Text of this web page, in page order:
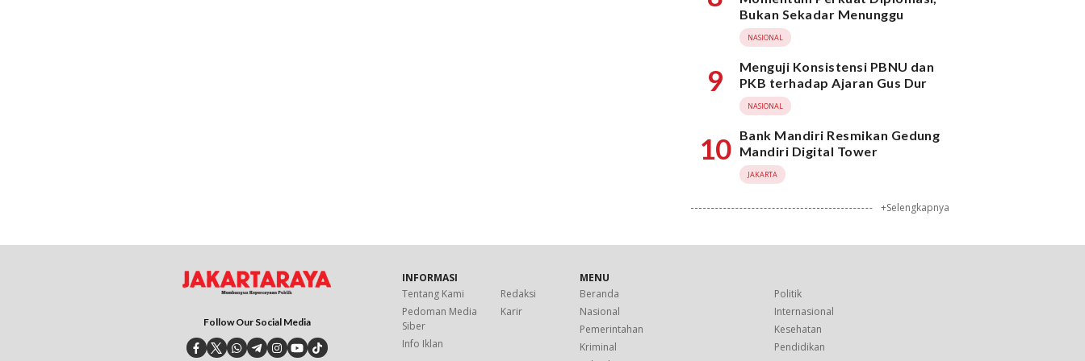
Bukan Sekadar Menunggu
NASIONAL
9
Menguji Konsistensi PBNU dan
PKB terhadap Ajaran Gus Dur
NASIONAL
10 Bank Mandiri Resmikan Gedung
Mandiri Digital Tower
JAKARTA
+Selengkapnya
Follow Our Social Media
INFORMASI
Tentang Kami
Redaksi
Pedoman Media
Siber
Karir
Info Iklan
MENU
Beranda
Politik
Nasional
Internasional
Pemerintahan
Kesehatan
Kriminal
Pendidikan